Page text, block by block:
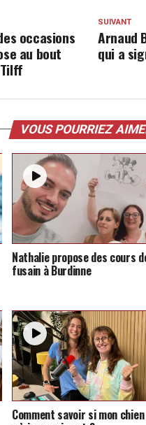
SUIVANT
Arnaud
qui a
occasions
au bout
VOUS POURRIEZ
Nathalie propose des cours
fusain à Burdinne
Comment savoir si mon chien